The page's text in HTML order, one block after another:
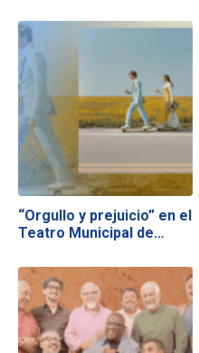
“Orgullo y prejuicio” en el
Teatro Municipal de…